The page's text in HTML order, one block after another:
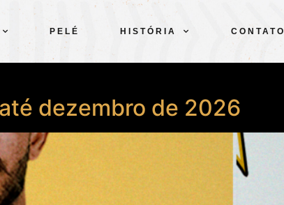
PELÉ HISTÓRIA CONTATO
CLUBE
dezembro de 2026